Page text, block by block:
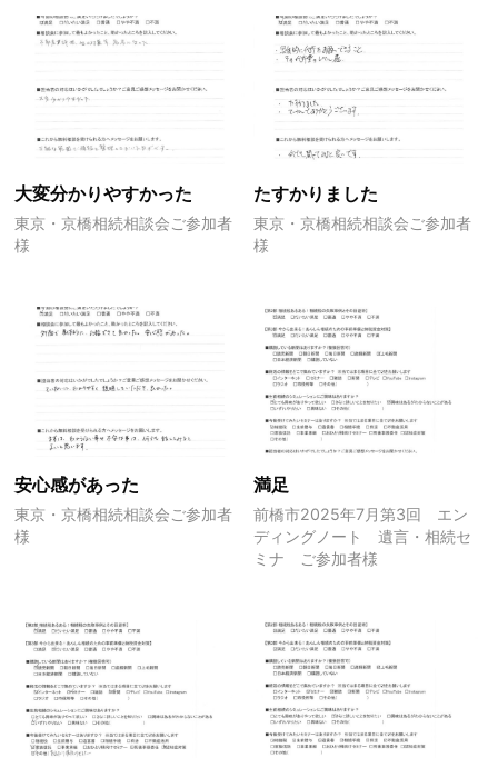
大変分かりやすかった
東京・京橋相続相談会ご参加者
様
たすかりました
東京・京橋相続相談会ご参加者
様
安心感があった
東京・京橋相続相談会ご参加者
様
満足
前橋市2025年7月第3回 エン
ディングノート 遺言・相続セ
ミナ ご参加者様